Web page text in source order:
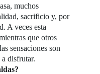
muchos
sacrificio y, por
A veces esta
que otros
sensaciones son
disfrutar.